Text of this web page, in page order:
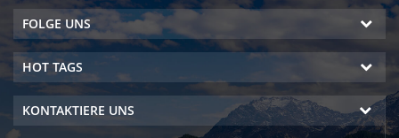
FOLGE UNS
HOT TAGS
KONTAKTIERE UNS